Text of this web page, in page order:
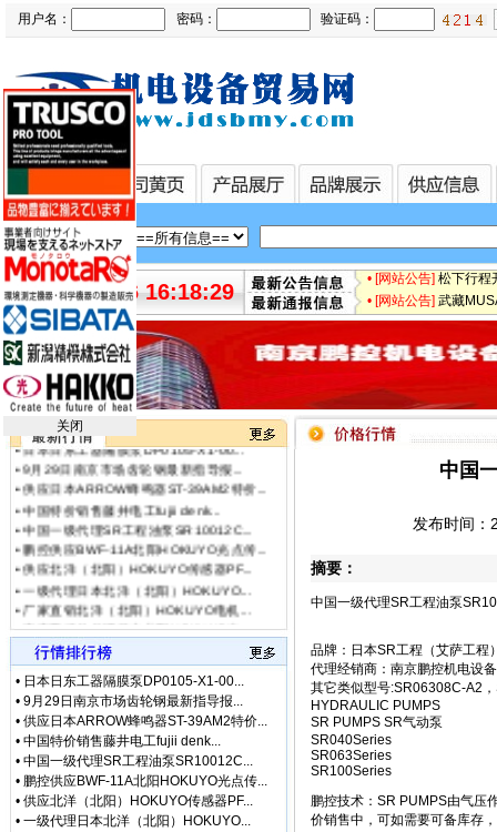
用户名： 密码： 验证码：
2026-08-06 16:18:29
• [网站公告]
增田
• [网站公告] 新大陆条
• [网站公告] 昭和技研
• [网站公告] 昭和测器
• [网站公告] 松下控制
• [网站公告] 松下行程
• [网站公告]
武藏
• [网站公告] 泽藤
• [网站公告] 藤井
• [网站公告]
• [网站公告] 低价格东
• [网站公告] 低价格东
• [网站公告] 低价格东
阿里巴
独家代
• [网站公告] 独家代理
• [网站公告] 大陆专业
• [最新快讯] 长期销售
• [网站公告] 全国总代
• [网站公告] 低价现货
• [网站公告] 金属电铸
• [网站公告]
• [网站公告]
• [网站公告]
• [网站公告] 三菱电机
• [网站公告] 三菱电机
•
日本日东工器隔膜泵DP0105-X1-00...
•9月29日南京市场齿轮钢最新指导报...
•供应日本ARROW蜂鸣器ST-39AM2特价...
•中国特价销售藤井电工fujii denk...
•中国一级代理SR工程油泵SR10012C...
•鹏控供应BWF-11A北阳HOKUYO光点传...
•供应北洋（北阳）HOKUYO传感器PF...
•一级代理日本北洋（北阳）HOKUYO...
•厂家直销北洋（北阳）HOKUYO电机...
•南京鹏控总代理日本北阳HOKUYO光...
•鹏控总代理日本北洋（北阳）HOKU...
供应日本理研奈良传感器侧头RS－...
• 南京鹏控热销产品日本光明理化北...
• 供应日本原装进口DDK连接器57-10...
• 低价供应日本ESCO金属接头、连接...
• 优势代理日本原装进口(JAE)航空电...
• 特价热销日本航空电子JAE金属圆形...
• 专业代理日本航空電子(JAE)金属圆...
• 特价热销日本JEL固态继电器F1C-2...
•
中国总代理日本NIPPON AUTOMATIO...
• 日本日东工器隔膜泵DP0105-X1-00...
• 9月29日南京市场齿轮钢最新指导报...
• 供应日本ARROW蜂鸣器ST-39AM2特价...
• 中国特价销售藤井电工fujii denk...
• 中国一级代理SR工程油泵SR10012C...
• 鹏控供应BWF-11A北阳HOKUYO光点传...
• 供应北洋（北阳）HOKUYO传感器PF...
• 一级代理日本北洋（北阳）HOKUYO...
中国
发布时间
摘要：
中国一级代理SR工程油泵
品牌：日本SR工程（艾萨工程
代理经销商：南京鹏控机电设
其它类似型号:SR06308C-A2
HYDRAULIC PUMPS
SR PUMPS SR气动泵
SR040Series
SR063Series
SR100Series
鹏控技术：SR PUMPS由气压
价销售中，可如需要可备库存
关闭